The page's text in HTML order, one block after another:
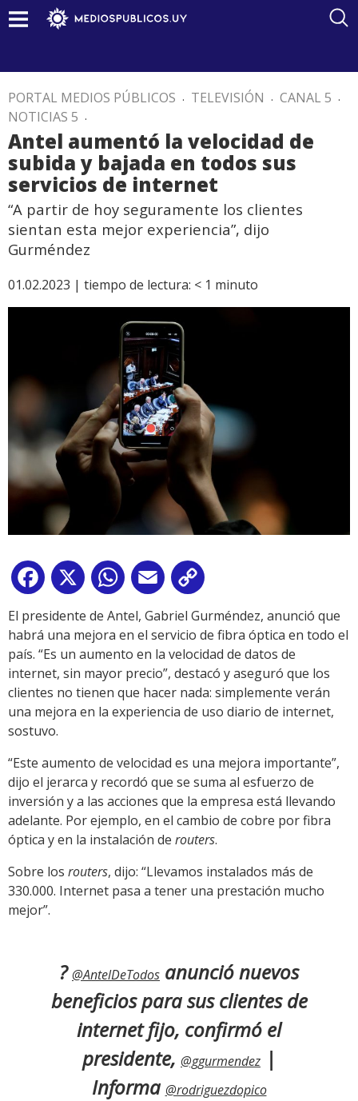
PORTAL MEDIOS PÚBLICOS . TELEVISIÓN . CANAL 5 .
NOTICIAS 5 .
Antel aumentó la velocidad de
subida y bajada en todos sus
servicios de internet
“A partir de hoy seguramente los clientes
sientan esta mejor experiencia”, dijo
Gurméndez
01.02.2023 | tiempo de lectura: < 1 minuto
Facebook
X WhatsApp
Email
Link
El presidente de Antel, Gabriel Gurméndez, anunció que
habrá una mejora en el servicio de fibra óptica en todo el
país. “Es un aumento en la velocidad de datos de
internet, sin mayor precio”, destacó y aseguró que los
clientes no tienen que hacer nada: simplemente verán
una mejora en la experiencia de uso diario de internet,
sostuvo.
“Este aumento de velocidad es una mejora importante”,
dijo el jerarca y recordó que se suma al esfuerzo de
inversión y a las acciones que la empresa está llevando
adelante. Por ejemplo, en el cambio de cobre por fibra
óptica y en la instalación de routers.
Sobre los routers, dijo: “Llevamos instalados más de
330.000. Internet pasa a tener una prestación mucho
mejor”.
?@AntelDeTodos anunció nuevos
beneficios para sus clientes de
internet fijo, confirmó el
presidente, @ggurmendez |
Informa @rodriguezdopico